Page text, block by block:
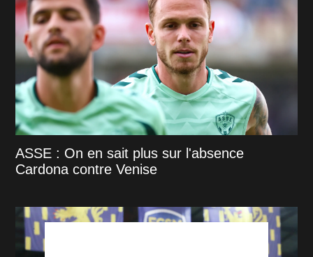
ASSE : On en sait plus sur l'absence
Cardona contre Venise